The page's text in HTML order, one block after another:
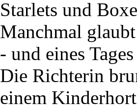
Starlets und
Manchmal
- und eines
Die Richterin
einem